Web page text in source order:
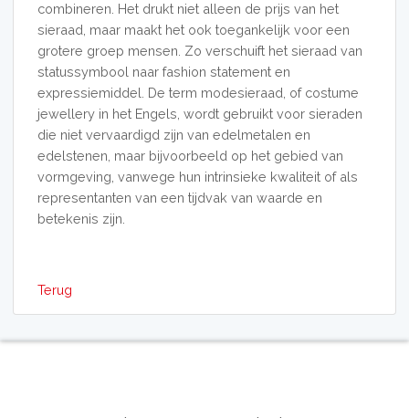
combineren. Het drukt niet alleen de prijs van het
sieraad, maar maakt het ook toegankelijk voor een
grotere groep mensen. Zo verschuift het sieraad van
statussymbool naar fashion statement en
expressiemiddel. De term modesieraad, of costume
jewellery in het Engels, wordt gebruikt voor sieraden
die niet vervaardigd zijn van edelmetalen en
edelstenen, maar bijvoorbeeld op het gebied van
vormgeving, vanwege hun intrinsieke kwaliteit of als
representanten van een tijdvak van waarde en
betekenis zijn.
Terug